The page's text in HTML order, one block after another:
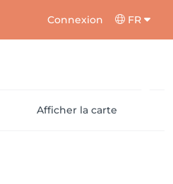
Connexion FR
Afficher la carte